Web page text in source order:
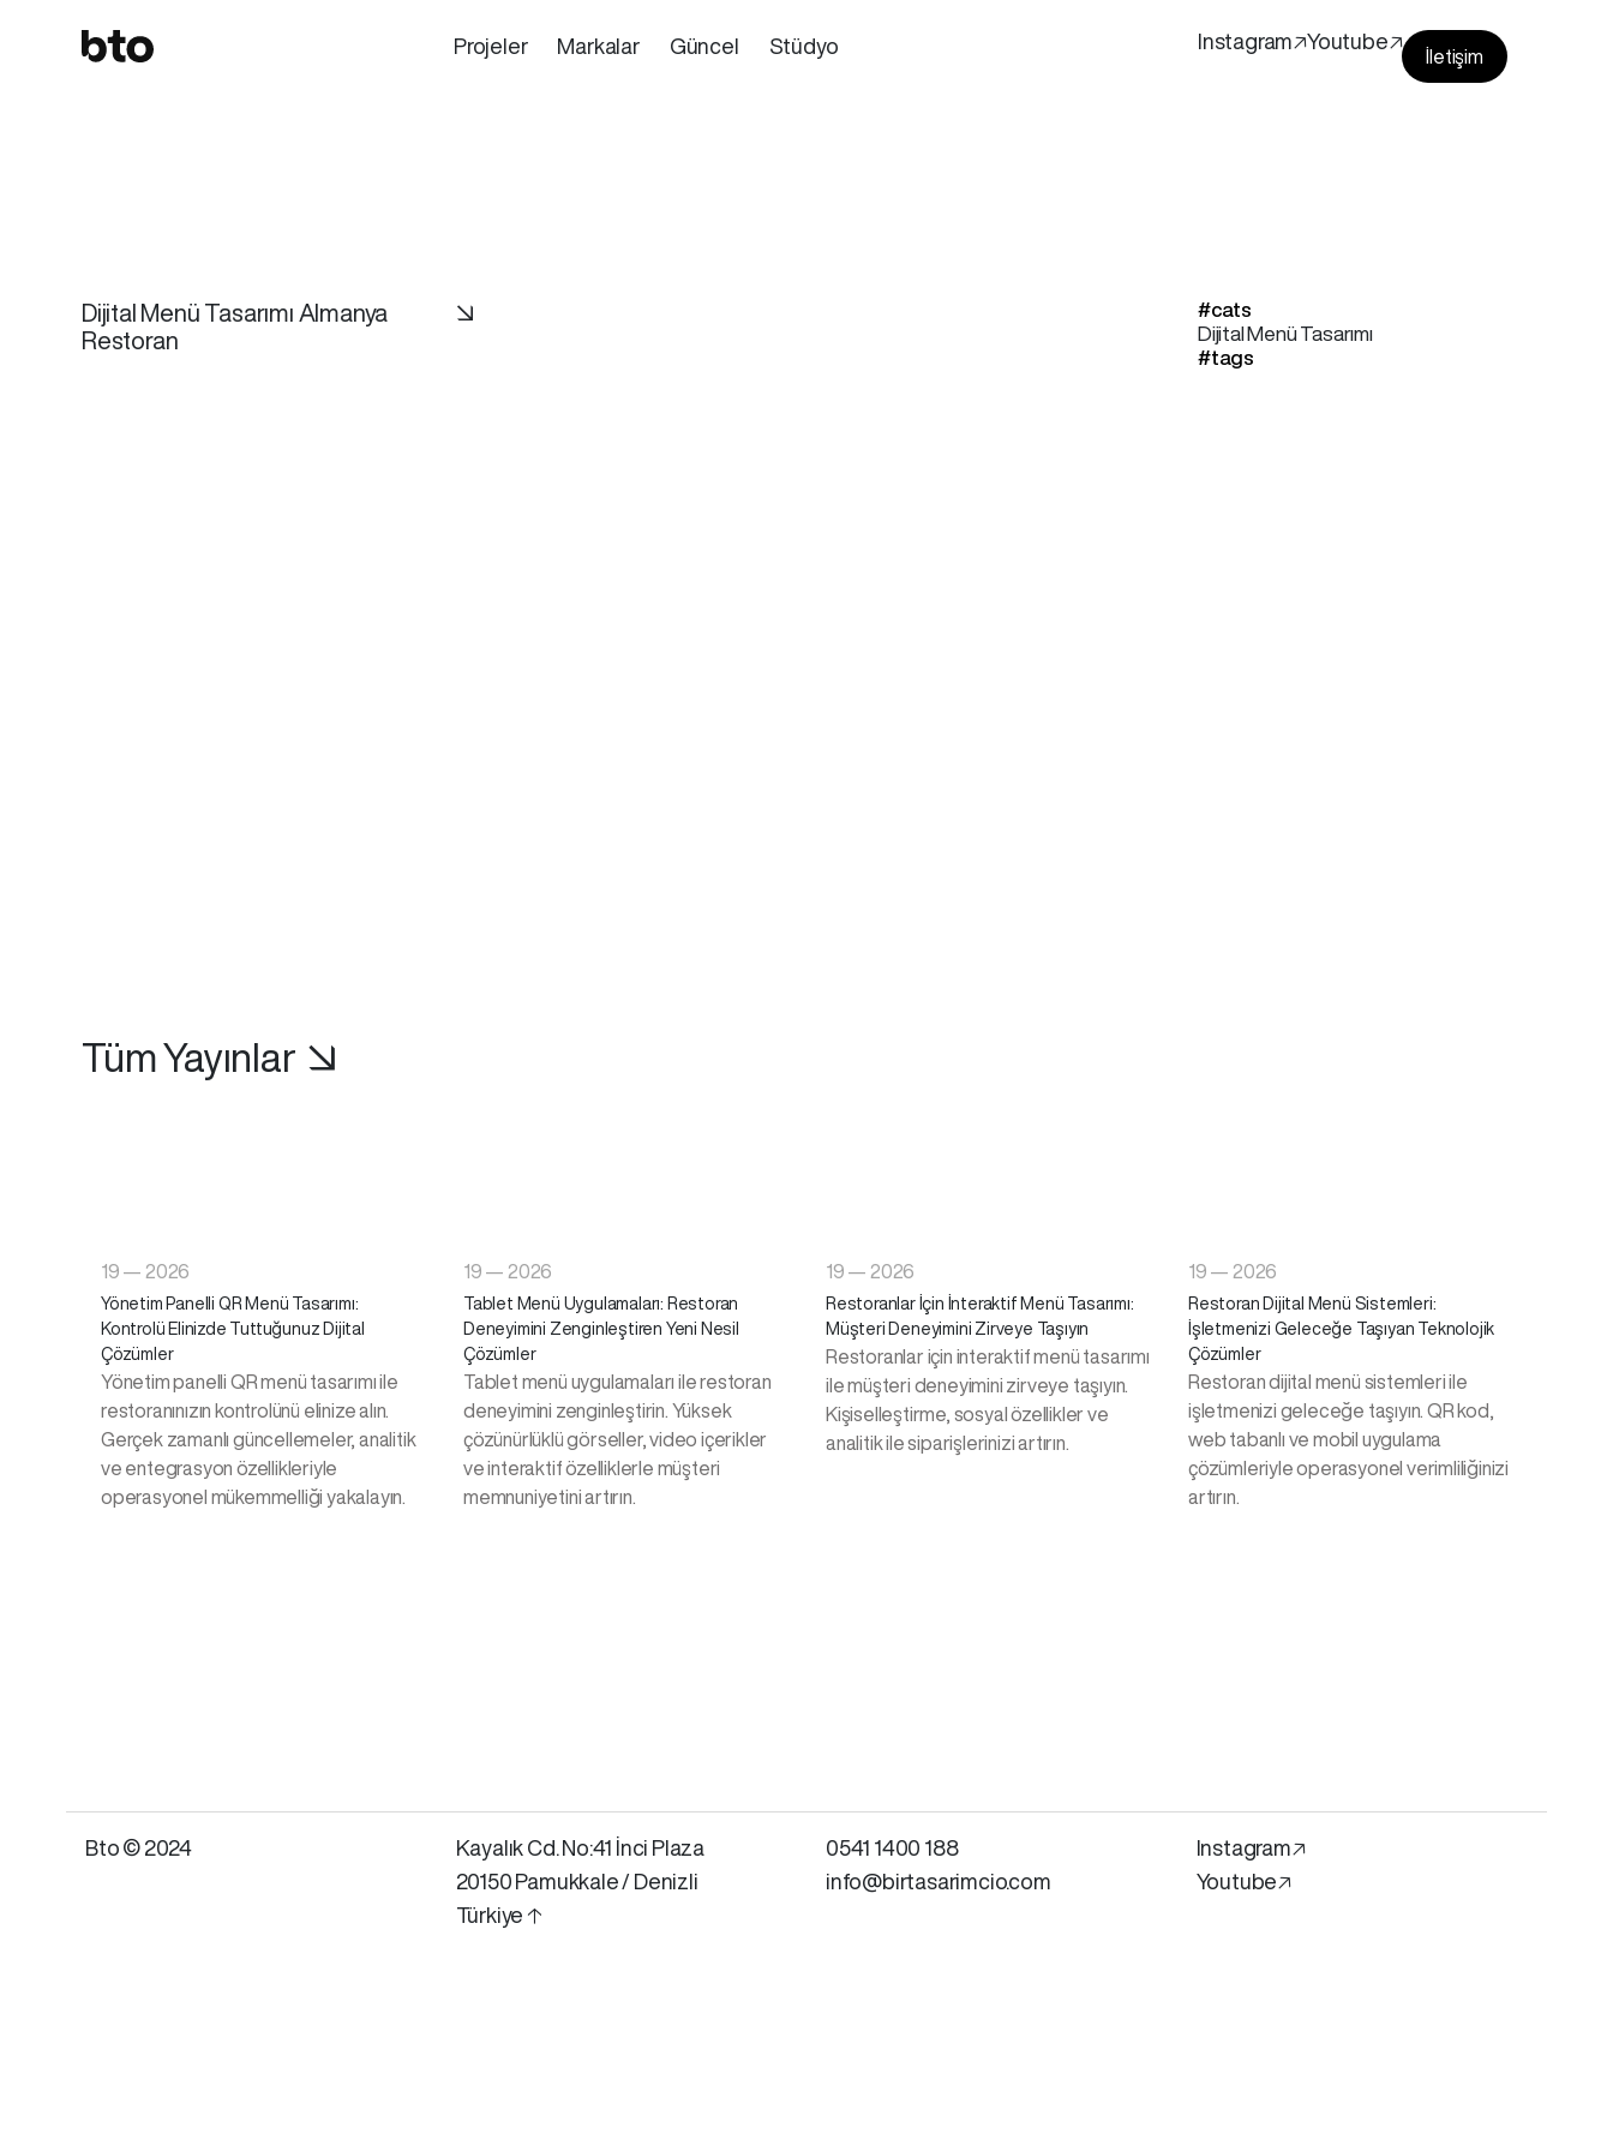
Projeler Markalar Güncel Stüdyo Instagram🡥Youtube🡥
İletişim
Dijital Menü Tasarımı Almanya
Restoran
↘
#cats
Dijital Menü Tasarımı
#tags
Tüm Yayınlar ↘
19 — 2026
Yönetim Panelli QR Menü Tasarımı:
Kontrolü Elinizde Tuttuğunuz Dijital
Çözümler
Yönetim panelli QR menü tasarımı ile
restoranınızın kontrolünü elinize alın.
Gerçek zamanlı güncellemeler, analitik
ve entegrasyon özellikleriyle
operasyonel mükemmelliği yakalayın.
19 — 2026
Tablet Menü Uygulamaları: Restoran
Deneyimini Zenginleştiren Yeni Nesil
Çözümler
Tablet menü uygulamaları ile restoran
deneyimini zenginleştirin. Yüksek
çözünürlüklü görseller, video içerikler
ve interaktif özelliklerle müşteri
memnuniyetini artırın.
19 — 2026
Restoranlar İçin İnteraktif Menü Tasarımı:
Müşteri Deneyimini Zirveye Taşıyın
Restoranlar için interaktif menü tasarımı
ile müşteri deneyimini zirveye taşıyın.
Kişiselleştirme, sosyal özellikler ve
analitik ile siparişlerinizi artırın.
19 — 2026
Restoran Dijital Menü Sistemleri:
İşletmenizi Geleceğe Taşıyan Teknolojik
Çözümler
Restoran dijital menü sistemleri ile
işletmenizi geleceğe taşıyın. QR kod,
web tabanlı ve mobil uygulama
çözümleriyle operasyonel verimliliğinizi
artırın.
Bto © 2024
Kayalık Cd. No:41 İnci Plaza
20150 Pamukkale / Denizli
Türkiye 🡡
0541 1400 188
info@birtasarimcio.com
Instagram🡥
Youtube🡥